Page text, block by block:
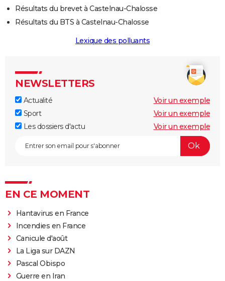
Résultats du brevet à Castelnau-Chalosse
Résultats du BTS à Castelnau-Chalosse
Lexique des polluants
NEWSLETTERS
Actualité
Voir un exemple
Sport
Voir un exemple
Les dossiers d'actu
Voir un exemple
EN CE MOMENT
Hantavirus en France
Incendies en France
Canicule d'août
La Liga sur DAZN
Pascal Obispo
Guerre en Iran